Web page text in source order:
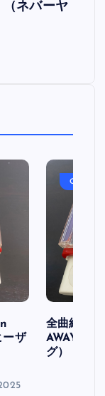
ネバーヤ
ーザ
OASIS
全曲紹介
AWAY」
グ）